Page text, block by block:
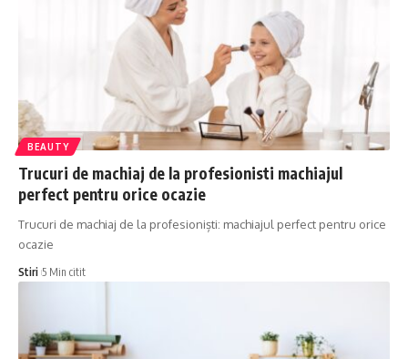
BEAUTY
Trucuri de machiaj de la profesionisti machiajul
perfect pentru orice ocazie
Trucuri de machiaj de la profesioniști: machiajul perfect pentru orice
ocazie
Stiri 5 Min citit